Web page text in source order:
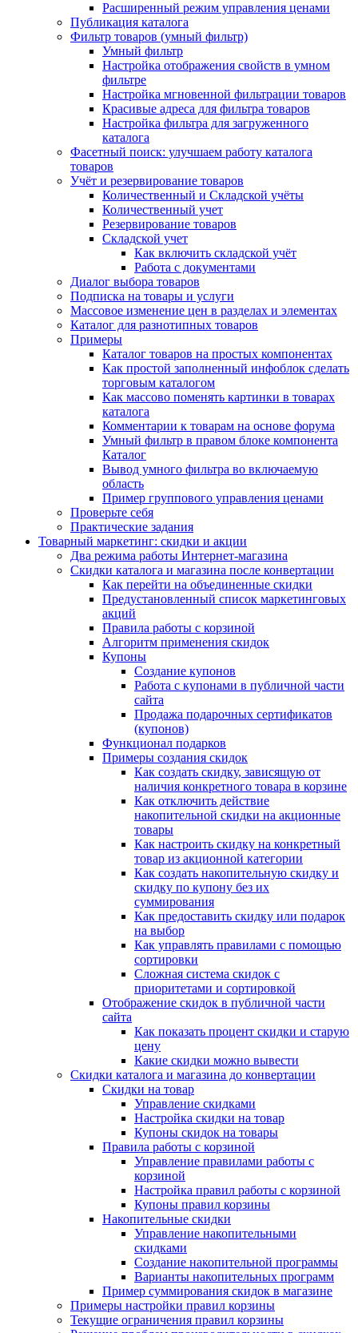
Расширенный режим управления ценами
Публикация каталога
Фильтр товаров (умный фильтр)
Умный фильтр
Настройка отображения свойств в умном
фильтре
Настройка мгновенной фильтрации товаров
Красивые адреса для фильтра товаров
Настройка фильтра для загруженного
каталога
Фасетный поиск: улучшаем работу каталога
товаров
Учёт и резервирование товаров
Количественный и Складской учёты
Количественный учет
Резервирование товаров
Складской учет
Как включить складской учёт
Работа с документами
Диалог выбора товаров
Подписка на товары и услуги
Массовое изменение цен в разделах и элементах
Каталог для разнотипных товаров
Примеры
Каталог товаров на простых компонентах
Как простой заполненный инфоблок сделать
торговым каталогом
Как массово поменять картинки в товарах
каталога
Комментарии к товарам на основе форума
Умный фильтр в правом блоке компонента
Каталог
Вывод умного фильтра во включаемую
область
Пример группового управления ценами
Проверьте себя
Практические задания
Товарный маркетинг: скидки и акции
Два режима работы Интернет-магазина
Скидки каталога и магазина после конвертации
Как перейти на объединенные скидки
Предустановленный список маркетинговых
акций
Правила работы с корзиной
Алгоритм применения скидок
Купоны
Создание купонов
Работа с купонами в публичной части
сайта
Продажа подарочных сертификатов
(купонов)
Функционал подарков
Примеры создания скидок
Как создать скидку, зависящую от
наличия конкретного товара в корзине
Как отключить действие
накопительной скидки на акционные
товары
Как настроить скидку на конкретный
товар из акционной категории
Как создать накопительную скидку и
скидку по купону без их
суммирования
Как предоставить скидку или подарок
на выбор
Как управлять правилами с помощью
сортировки
Сложная система скидок с
приоритетами и сортировкой
Отображение скидок в публичной части
сайта
Как показать процент скидки и старую
цену
Какие скидки можно вывести
Скидки каталога и магазина до конвертации
Скидки на товар
Управление скидками
Настройка скидки на товар
Купоны скидок на товары
Правила работы с корзиной
Управление правилами работы с
корзиной
Настройка правил работы с корзиной
Купоны правил корзины
Накопительные скидки
Управление накопительными
скидками
Создание накопительной программы
Варианты накопительных программ
Пример суммирования скидок в магазине
Примеры настройки правил корзины
Текущие ограничения правил корзины